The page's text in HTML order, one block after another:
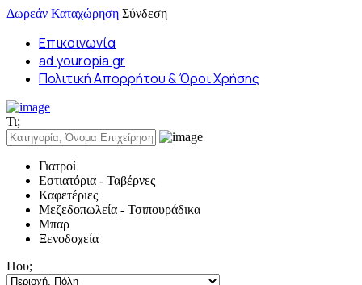
Δωρεάν Καταχώρηση Σύνδεση
Επικοινωνία
ad.youropia.gr
Πολιτική Απορρήτου & Όροι Χρήσης
Τι;
Γιατροί
Εστιατόρια - Ταβέρνες
Καφετέριες
Μεζεδοπωλεία - Τσιπουράδικα
Μπαρ
Ξενοδοχεία
Που;